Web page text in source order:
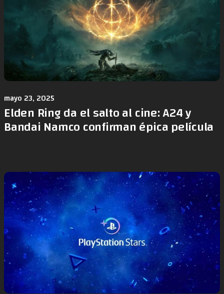
mayo 23, 2025
Elden Ring da el salto al cine: A24 y
Bandai Namco confirman épica película